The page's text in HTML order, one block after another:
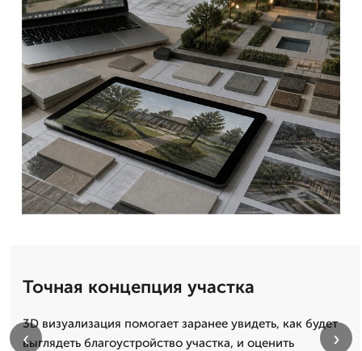
Точная концепция участка
3D визуализация помогает заранее увидеть, как будет
выглядеть благоустройство участка, и оценить
‹ ›